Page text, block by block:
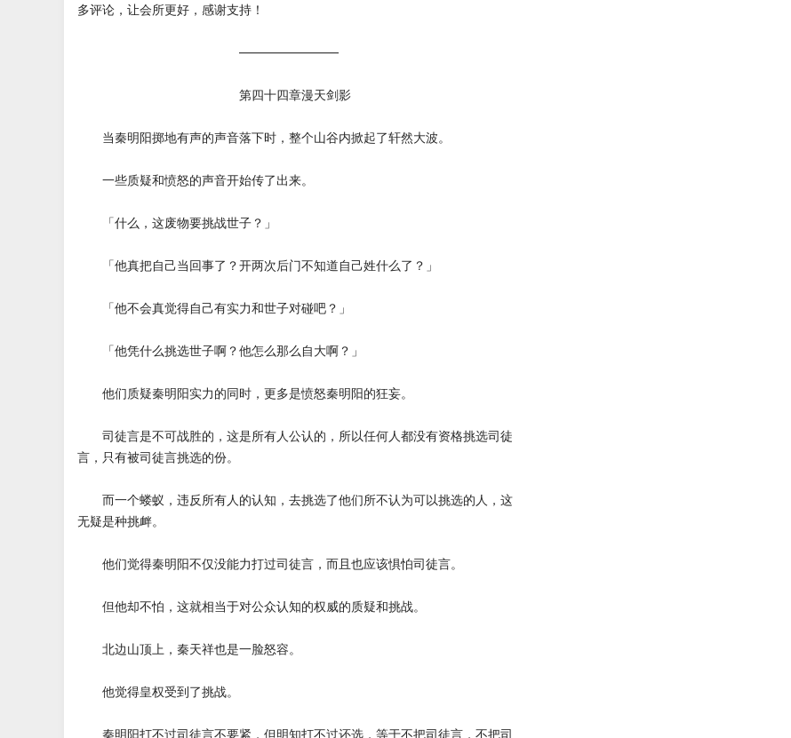
多评论，让会所更好，感谢支持！
————————
第四十四章漫天剑影
当秦明阳掷地有声的声音落下时，整个山谷内掀起了轩然大波。
一些质疑和愤怒的声音开始传了出来。
「什么，这废物要挑战世子？」
「他真把自己当回事了？开两次后门不知道自己姓什么了？」
「他不会真觉得自己有实力和世子对碰吧？」
「他凭什么挑选世子啊？他怎么那么自大啊？」
他们质疑秦明阳实力的同时，更多是愤怒秦明阳的狂妄。
司徒言是不可战胜的，这是所有人公认的，所以任何人都没有资格挑选司徒
言，只有被司徒言挑选的份。
而一个蝼蚁，违反所有人的认知，去挑选了他们所不认为可以挑选的人，这
无疑是种挑衅。
他们觉得秦明阳不仅没能力打过司徒言，而且也应该惧怕司徒言。
但他却不怕，这就相当于对公众认知的权威的质疑和挑战。
北边山顶上，秦天祥也是一脸怒容。
他觉得皇权受到了挑战。
秦明阳打不过司徒言不要紧，但明知打不过还选，等于不把司徒言，不把司